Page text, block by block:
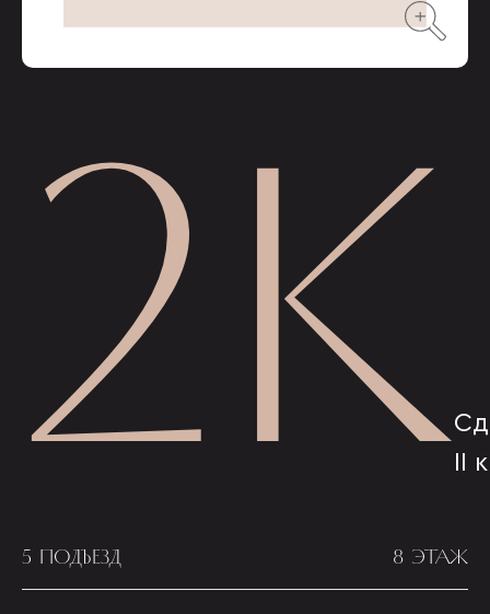
2К II
5 ПОДЪЕЗД 8 ЭТАЖ